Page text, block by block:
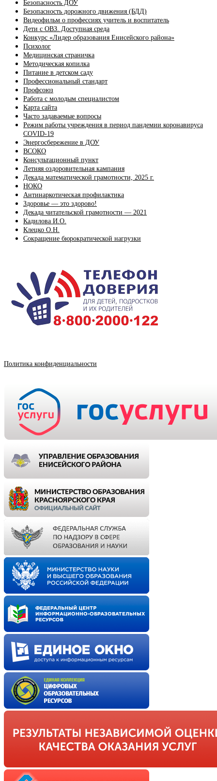
Безопасность ДОУ
Безопасность дорожного движения (БДД)
Видеофильм о профессиях учитель и воспитатель
Дети с ОВЗ. Доступная среда
Конкурс «Лидер образования Енисейского района»
Психолог
Медицинская страничка
Методическая копилка
Питание в детском саду
Профессиональный стандарт
Профсоюз
Работа с молодым специалистом
Карта сайта
Часто задаваемые вопросы
Режим работы учреждения в период пандемии коронавируса
COVID-19
Энергосбережение в ДОУ
ВСОКО
Консультационный пункт
Летняя оздоровительная кампания
Декада математической грамотности, 2025 г.
НОКО
Антинаркотическая профилактика
Здоровье — это здорово!
Декада читательской грамотности — 2021
Кадилова И.О.
Клецко О.Н.
Сокращение бюрократической нагрузки
Политика конфиденциальности